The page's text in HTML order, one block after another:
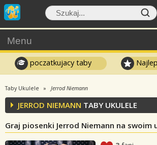
Menu
poczatkujacy taby
Taby Ukulele Jerrod Niemann
JERROD NIEMANN TABY UKULELE
Graj piosenki Jerrod Niemann na swoim